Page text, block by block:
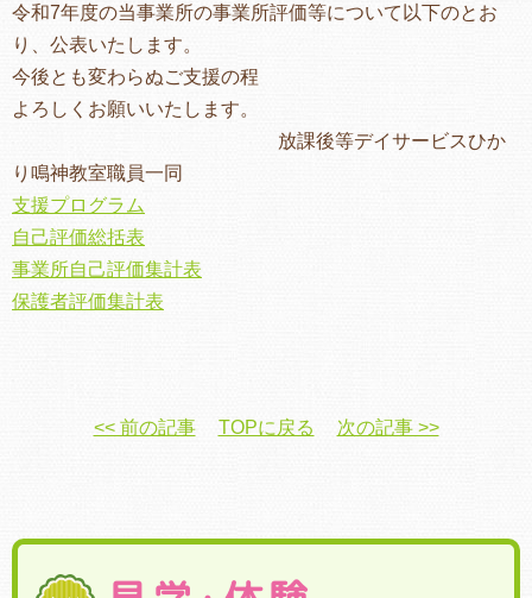
令和7年度の当事業所の事業所評価等について以下のとお
り、公表いたします。
今後とも変わらぬご支援の程
よろしくお願いいたします。
放課後等デイサービスひか
り鳴神教室職員一同
支援プログラム
自己評価総括表
事業所自己評価集計表
保護者評価集計表
<< 前の記事 TOPに戻る 次の記事 >>